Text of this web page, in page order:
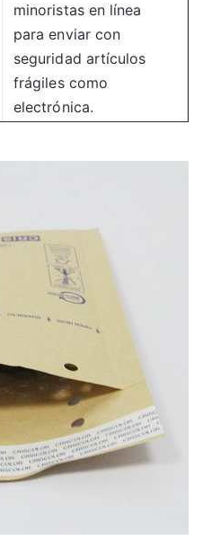
minoristas en línea
para enviar con
seguridad artículos
frágiles como
electrónica.
Protege los objetos
delicados durante el
traslado o el
almacenamiento a
Mejora la presentación
del producto y ofrece
protección.
Protege los equipos y
durante el transporte.